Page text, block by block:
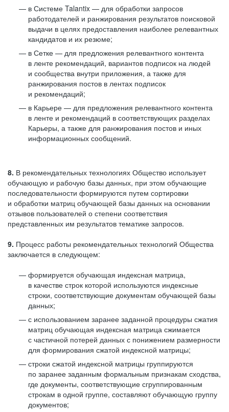
в Системе Talantix — для обработки запросов
работодателей и ранжирования результатов поисковой
выдачи в целях предоставления наиболее релевантных
кандидатов и их резюме;
в Сетке — для предложения релевантного контента
в ленте рекомендаций, вариантов подписок на людей
и сообщества внутри приложения, а также для
ранжирования постов в лентах подписок
и рекомендаций;
в Карьере — для предложения релевантного контента
в ленте и рекомендаций в соответствующих разделах
Карьеры, а также для ранжирования постов и иных
информационных сообщений.
8. В рекомендательных технологиях Общество использует
обучающую и рабочую базы данных, при этом обучающие
последовательности формируются путем сортировки
и обработки матриц обучающей базы данных на основании
отзывов пользователей о степени соответствия
представленных им результатов тематике запросов.
9. Процесс работы рекомендательных технологий Общества
заключается в следующем:
формируется обучающая индексная матрица,
в качестве строк которой используются индексные
строки, соответствующие документам обучающей базы
данных;
с использованием заранее заданной процедуры сжатия
матриц обучающая индексная матрица сжимается
с частичной потерей данных с понижением размерности
для формирования сжатой индексной матрицы;
строки сжатой индексной матрицы группируются
по заранее заданным формальным признакам сходства,
где документы, соответствующие сгруппированным
строкам в одной группе, составляют обучающую группу
документов;